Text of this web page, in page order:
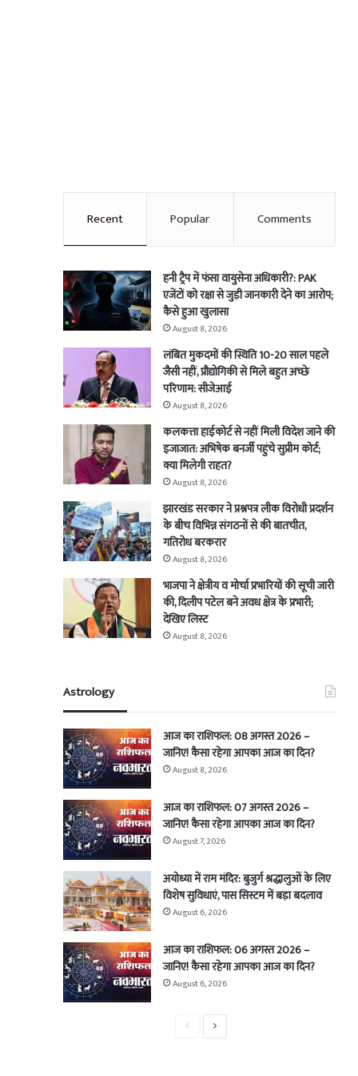
Recent Popular Comments
हनी ट्रैप में फंसा वायुसेना अधिकारी?: PAK
एजेंटों को रक्षा से जुड़ी जानकारी देने का आरोप;
कैसे हुआ खुलासा
August 8, 2026
लंबित मुकदमों की स्थिति 10-20 साल पहले
जैसी नहीं, प्रौद्योगिकी से मिले बहुत अच्छे
परिणाम: सीजेआई
August 8, 2026
कलकत्ता हाईकोर्ट से नहीं मिली विदेश जाने की
इजाजात: अभिषेक बनर्जी पहुंचे सुप्रीम कोर्ट;
क्या मिलेगी राहत?
August 8, 2026
झारखंड सरकार ने प्रश्नपत्र लीक विरोधी प्रदर्शन
के बीच विभिन्न संगठनों से की बातचीत,
गतिरोध बरकरार
August 8, 2026
भाजपा ने क्षेत्रीय व मोर्चा प्रभारियों की सूची जारी
की, दिलीप पटेल बने अवध क्षेत्र के प्रभारी;
देखिए लिस्ट
August 8, 2026
Astrology
आज का राशिफल: 08 अगस्त 2026 –
जानिए! कैसा रहेगा आपका आज का दिन?
August 8, 2026
आज का राशिफल: 07 अगस्त 2026 –
जानिए! कैसा रहेगा आपका आज का दिन?
August 7, 2026
अयोध्या में राम मंदिर: बुजुर्ग श्रद्धालुओं के लिए
विशेष सुविधाएं, पास सिस्टम में बड़ा बदलाव
August 6, 2026
आज का राशिफल: 06 अगस्त 2026 –
जानिए! कैसा रहेगा आपका आज का दिन?
August 6, 2026
PreviousNext